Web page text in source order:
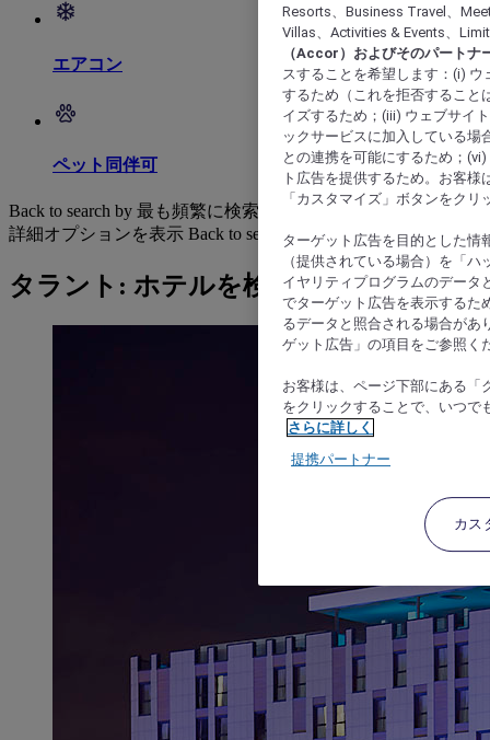
エアコン
ペット同伴可
Back to search by 最も頻繁に検索されています
詳細オプションを表示 Back to search by categories
タラント: ホテルを検索する
Resorts、Business Travel、
Villas、Activities & Events、
（Accor）およびそのパートナ
スすることを希望します：(i)
するため（これを拒否すること
イズするため；(iii) ウェブサイ
ックサービスに加入している場
との連携を可能にするため；
ト広告を提供するため。お客
「カスタマイズ」ボタンをク
ターゲット広告を目的とした情
（提供されている場合）を「
イヤリティプログラムのデータ
でターゲット広告を表示するた
るデータと照合される場合があ
ゲット広告」の項目をご参照く
お客様は、ページ下部にある「
をクリックすることで、いつで
さらに詳しく
提携パートナー
カス